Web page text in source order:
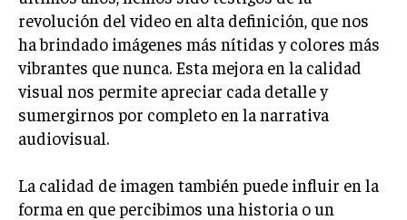
revolución del video en alta definición, que nos
ha brindado imágenes más nítidas y colores más
vibrantes que nunca. Esta mejora en la calidad
visual nos permite apreciar cada detalle y
sumergirnos por completo en la narrativa
audiovisual.
La calidad de imagen también puede influir en la
forma en que percibimos una historia o un